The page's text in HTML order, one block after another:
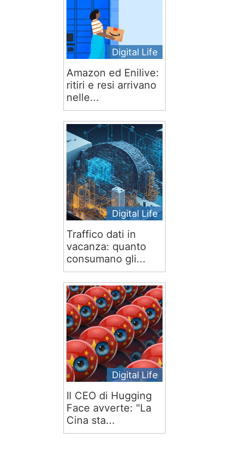
Digital Life
Amazon ed Enilive:
ritiri e resi arrivano
nelle...
Digital Life
Traffico dati in
vacanza: quanto
consumano gli...
Digital Life
Il CEO di Hugging
Face avverte: "La
Cina sta...